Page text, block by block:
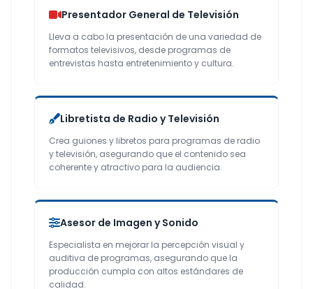
Presentador General de Televisión
Lleva a cabo la presentación de una variedad de
formatos televisivos, desde programas de
entrevistas hasta entretenimiento y cultura.
Libretista de Radio y Televisión
Crea guiones y libretos para programas de radio
y televisión, asegurando que el contenido sea
coherente y atractivo para la audiencia.
Asesor de Imagen y Sonido
Especialista en mejorar la percepción visual y
auditiva de programas, asegurando que la
producción cumpla con altos estándares de
calidad.